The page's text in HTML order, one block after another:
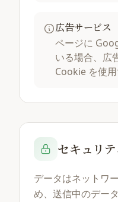
広告サービス
ページに
いる場合、広
Cookie を使用
セキュリテ
データはネットワ
め、送信中のデー